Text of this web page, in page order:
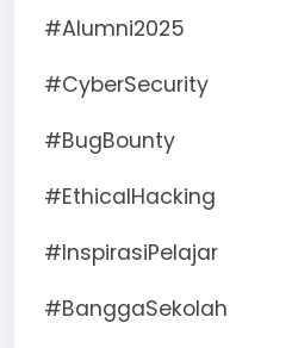
#Alumni2025
#CyberSecurity
#BugBounty
#EthicalHacking
#InspirasiPelajar
#BanggaSekolah